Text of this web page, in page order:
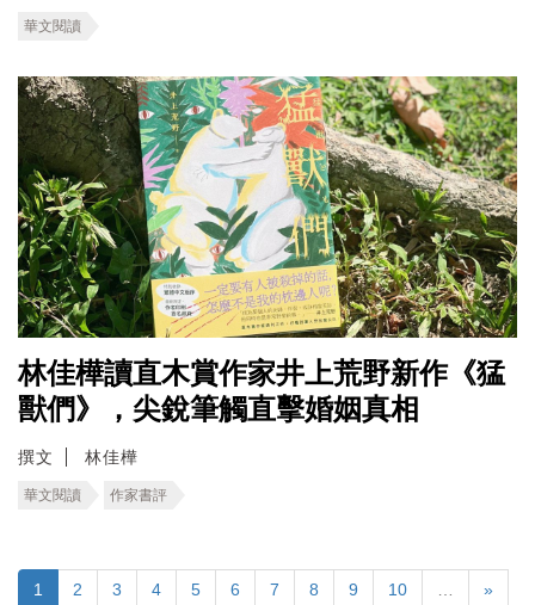
華文閱讀
林佳樺讀直木賞作家井上荒野新作《猛
獸們》，尖銳筆觸直擊婚姻真相
撰文 林佳樺
華文閱讀 作家書評
1 2 3 4 5 6 7 8 9 10 »